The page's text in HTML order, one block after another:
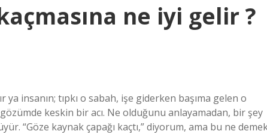
ne iyi gelir ?
insanın; tıpkı o sabah, işe giderken başıma gelen o
keskin bir acı. Ne olduğunu anlayamadan, bir şey
“Göze kaynak çapağı kaçtı,” diyorum, ama bu ne